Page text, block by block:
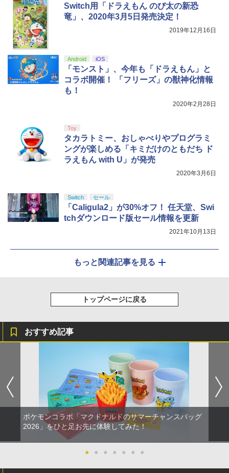
Switch用「ドラえもん のび太の新恐
竜」、2020年3月5日発売決定！
2019年12月16日
Android iOS
「モンスト」、今年も「ドラえもん」と
コラボ開催！ 「フリーズ」の獣神化情報
も！
2020年2月28日
Toy
タカラトミー、おしゃべりやプログラミ
ングが楽しめる「キミだけのともだち ド
ラえもん with U」が発売
2020年3月6日
Switch セール
「Caligula2」が30%オフ！ 任天堂、Swi
tchダウンロード版セール情報を更新
2021年10月13日
もっと関連記事を見る
トップページに戻る
おすすめ記事
ポケモンコラボ「マクドナルドのサマーチャンスバッグ
2026」をひと足お先に体験してみた！
● ● ● ● ● ● ●